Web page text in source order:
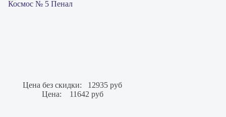
Космос № 5 Пенал
Цена без скидки:
12935 руб
Цена:
11642 руб